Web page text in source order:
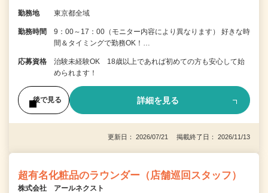
勤務地 東京都全域
勤務時間
9：00～17：00（モニター内容により異なります） 好きな時
間＆タイミングで勤務OK！…
応募資格
治験未経験OK 18歳以上であれば初めての方も安心して始
められます！
後で見る 詳細を見る
更新日： 2026/07/21 掲載終了日： 2026/11/13
超有名化粧品のラウンダー（店舗巡回スタッフ）
株式会社 アールネクスト